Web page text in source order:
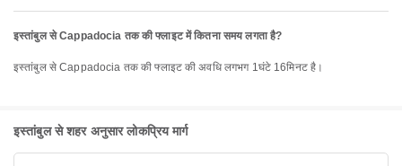
इस्तांबुल से Cappadocia तक की फ्लाइट में कितना समय लगता है?
इस्तांबुल से Cappadocia तक की फ्लाइट की अवधि लगभग 1घंटे 16मिनट है।
इस्तांबुल से शहर अनुसार लोकप्रिय मार्ग